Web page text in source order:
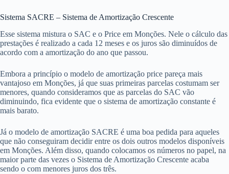
Sistema SACRE – Sistema de Amortização Crescente
Esse sistema mistura o SAC e o Price em Monções. Nele o cálculo das
prestações é realizado a cada 12 meses e os juros são diminuídos de
acordo com a amortização do ano que passou.
Embora a princípio o modelo de amortização price pareça mais
vantajoso em Monções, já que suas primeiras parcelas costumam ser
menores, quando consideramos que as parcelas do SAC vão
diminuindo, fica evidente que o sistema de amortização constante é
mais barato.
Já o modelo de amortização SACRE é uma boa pedida para aqueles
que não conseguiram decidir entre os dois outros modelos disponíveis
em Monções. Além disso, quando colocamos os números no papel, na
maior parte das vezes o Sistema de Amortização Crescente acaba
sendo o com menores juros dos três.